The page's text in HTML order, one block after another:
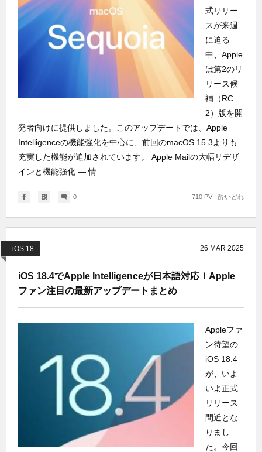
式リリー
スが来週
に迫る
中、Apple
は第2のリ
リース候
補（RC
2）版を開
発者向けに提供しました。このアップデートでは、Apple
Intelligenceの機能強化を中心に、前回のmacOS 15.3よりも
充実した機能が追加されています。 Apple Mailの大幅リデザ
インと機能強化 — 情...
0 酔いどれ
710 PV
iOS 18 26 MAR 2025
iOS 18.4でApple Intelligenceが日本語対応！Apple
ファン注目の最新アップデートまとめ
Appleファ
ン待望の
iOS 18.4
が、いよ
いよ正式
リリース
間近とな
りまし
た。今回